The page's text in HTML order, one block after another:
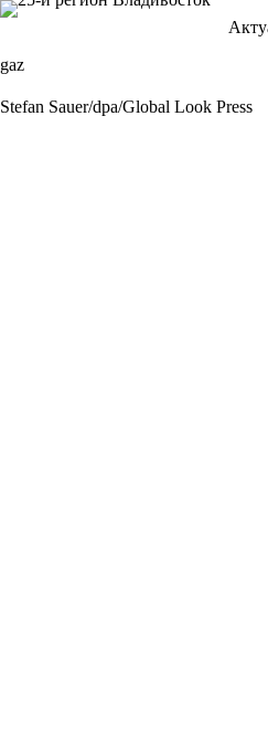
Перейти
gaz
Stefan Sauer/dpa/Global Look Press